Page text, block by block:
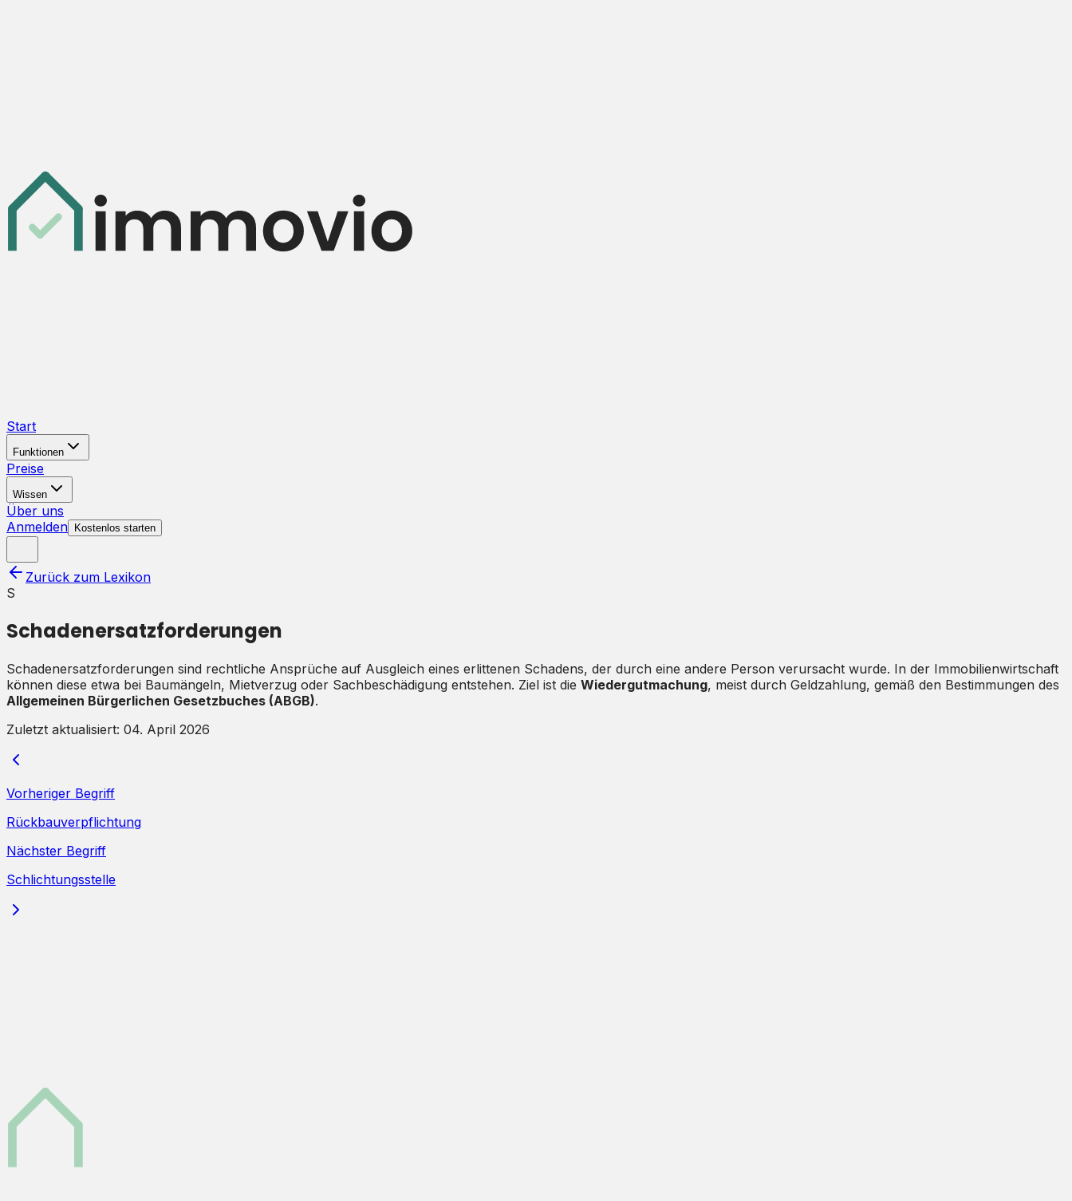
Start
Funktionen
Preise
Wissen
Über uns
Anmelden
Kostenlos starten
Zurück zum Lexikon
S
Schadenersatzforderungen
Schadenersatzforderungen sind rechtliche Ansprüche auf Ausgleich eines erlittenen Schadens, der durch eine andere Person verursacht wurde. In der Immobilienwirtschaft
können diese etwa bei Baumängeln, Mietverzug oder Sachbeschädigung entstehen. Ziel ist die Wiedergutmachung, meist durch Geldzahlung, gemäß den Bestimmungen des
Allgemeinen Bürgerlichen Gesetzbuches (ABGB).
Zuletzt aktualisiert: 04. April 2026
Vorheriger Begriff
Rückbauverpflichtung
Nächster Begriff
Schlichtungsstelle